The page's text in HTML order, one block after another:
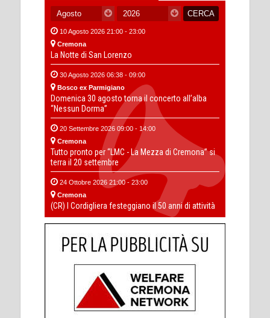
10 Agosto 2026 21:00 - 23:00
Cremona
La Notte di San Lorenzo
30 Agosto 2026 06:38 - 09:00
Bosco ex Parmigiano
Domenica 30 agosto torna il concerto all’alba
“Nessun Dorma”
20 Settembre 2026 09:00 - 14:00
Cremona
Tutto pronto per “LMC - La Mezza di Cremona” si
terra il 20 settembre
24 Ottobre 2026 21:00 - 23:00
Cremona
(CR) I Cordigliera festeggiano il 50 anni di attività